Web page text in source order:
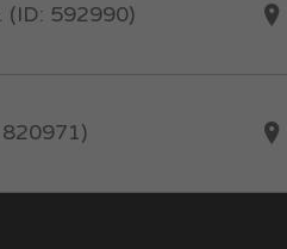
(ID: 592990)